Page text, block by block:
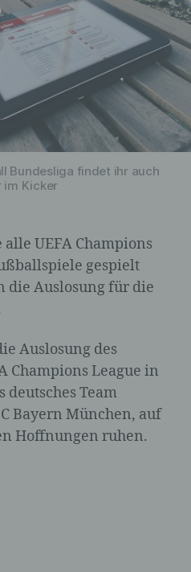
Bundesliga findet ihr auch
im Kicker
UEFA Champions
gespielt
die Auslosung für die
Auslosung des
Champions League in
deutsches Team
Bayern München, auf
Hoffnungen ruhen.